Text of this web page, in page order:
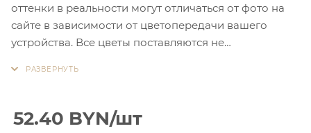
оттенки в реальности могут отличаться от фото на
сайте в зависимости от цветопередачи вашего
устройства. Все цветы поставляются не
52.40 BYN/шт